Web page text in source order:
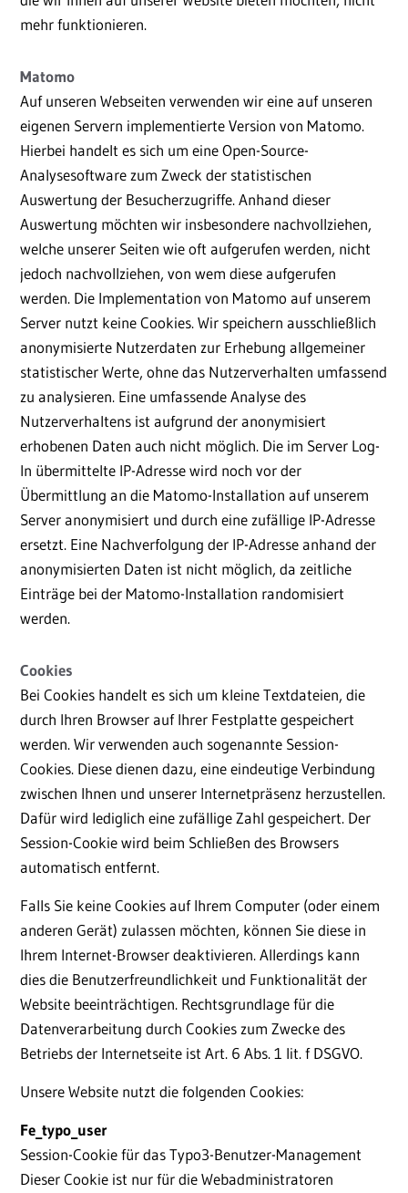
mehr funktionieren.
Matomo
Auf unseren Webseiten verwenden wir eine auf unseren
eigenen Servern implementierte Version von Matomo.
Hierbei handelt es sich um eine Open-Source-
Analysesoftware zum Zweck der statistischen
Auswertung der Besucherzugriffe. Anhand dieser
Auswertung möchten wir insbesondere nachvollziehen,
welche unserer Seiten wie oft aufgerufen werden, nicht
jedoch nachvollziehen, von wem diese aufgerufen
werden. Die Implementation von Matomo auf unserem
Server nutzt keine Cookies. Wir speichern ausschließlich
anonymisierte Nutzerdaten zur Erhebung allgemeiner
statistischer Werte, ohne das Nutzerverhalten umfassend
zu analysieren. Eine umfassende Analyse des
Nutzerverhaltens ist aufgrund der anonymisiert
erhobenen Daten auch nicht möglich. Die im Server Log-
In übermittelte IP-Adresse wird noch vor der
Übermittlung an die Matomo-Installation auf unserem
Server anonymisiert und durch eine zufällige IP-Adresse
ersetzt. Eine Nachverfolgung der IP-Adresse anhand der
anonymisierten Daten ist nicht möglich, da zeitliche
Einträge bei der Matomo-Installation randomisiert
werden.
Cookies
Bei Cookies handelt es sich um kleine Textdateien, die
durch Ihren Browser auf Ihrer Festplatte gespeichert
werden. Wir verwenden auch sogenannte Session-
Cookies. Diese dienen dazu, eine eindeutige Verbindung
zwischen Ihnen und unserer Internetpräsenz herzustellen.
Dafür wird lediglich eine zufällige Zahl gespeichert. Der
Session-Cookie wird beim Schließen des Browsers
automatisch entfernt.
Falls Sie keine Cookies auf Ihrem Computer (oder einem
anderen Gerät) zulassen möchten, können Sie diese in
Ihrem Internet-Browser deaktivieren. Allerdings kann
dies die Benutzerfreundlichkeit und Funktionalität der
Website beeinträchtigen. Rechtsgrundlage für die
Datenverarbeitung durch Cookies zum Zwecke des
Betriebs der Internetseite ist Art. 6 Abs. 1 lit. f DSGVO.
Unsere Website nutzt die folgenden Cookies:
Fe_typo_user
Session-Cookie für das Typo3-Benutzer-Management
Dieser Cookie ist nur für die Webadministratoren